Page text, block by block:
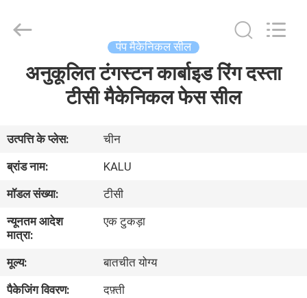
वीआर
दिखाएँ
हमारे
बारे
में
Rights
पंप मैकेनिकल सील
अनुकूलित टंगस्टन कार्बाइड रिंग दस्ता
टीसी मैकेनिकल फेस सील
उत्पत्ति के प्लेस:
चीन
ब्रांड नाम:
KALU
मॉडल संख्या:
टीसी
न्यूनतम आदेश
मात्रा:
एक टुकड़ा
मूल्य:
बातचीत योग्य
पैकेजिंग विवरण:
दफ़्ती